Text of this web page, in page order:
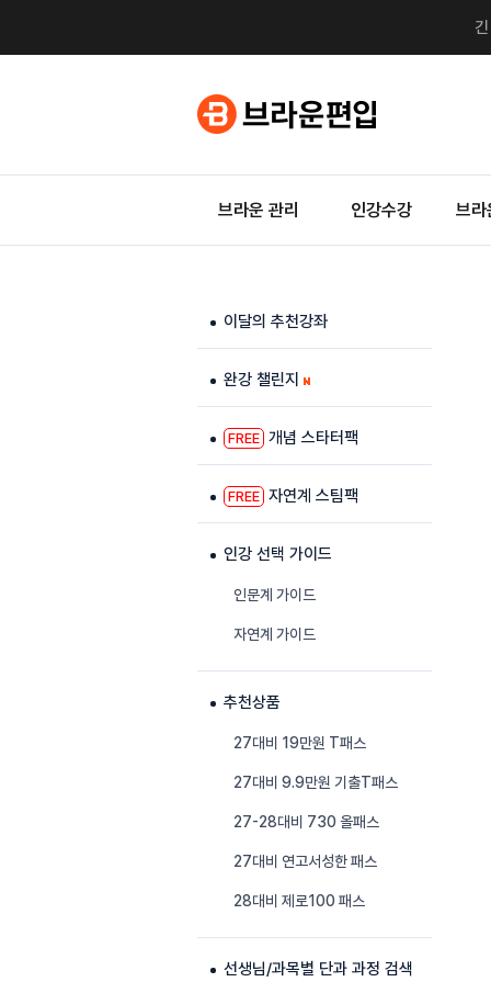
브라운 관리 인강수강 브라
이달의 추천강좌
완강 챌린지
FREE 개념 스타터팩
FREE 자연계 스팀팩
인강 선택 가이드
인문계 가이드
자연계 가이드
추천상품
27대비 19만원 T패스
27대비 9.9만원 기출T패스
27-28대비 730 올패스
27대비 연고서성한 패스
28대비 제로100 패스
선생님/과목별 단과 과정 검색